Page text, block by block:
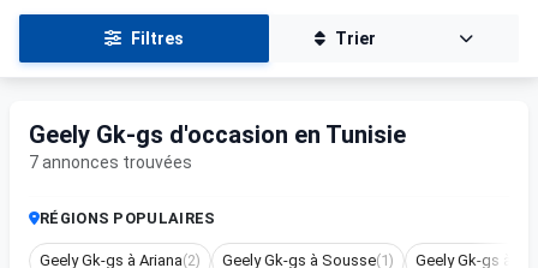
Filtres Trier
Geely Gk-gs d'occasion en Tunisie
7 annonces trouvées
RÉGIONS POPULAIRES
Geely Gk-gs à Ariana(2) Geely Gk-gs à Sousse(1) Geely Gk-gs à